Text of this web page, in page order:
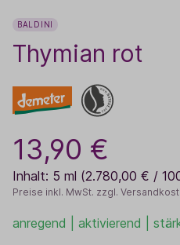
BALDINI
Thymian rot
13,90 €
Inhalt: 5 ml (2.780,00 € /
Preise inkl. MwSt. zzgl.
anregend | aktivierend |